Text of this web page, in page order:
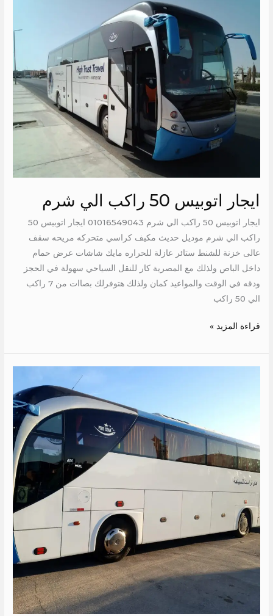
ايجار اتوبيس 50 راكب الي شرم
ايجار اتوبيس 50 راكب الي شرم 01016549043 ايجار اتوبيس 50
راكب الي شرم موديل حديث مكيف كراسي متحركه مريحه سقف
عالى خزنة للشنط ستائر عازلة للحراره مايك شاشات عرض حمام
داخل الباص ولذلك مع المصرية كار للنقل السياحي سهولة في الحجز
ودقه في الوقت والمواعيد كمان ولذلك هتوفرلك بصاات من 7 راكب
الي 50 راكب
راكب
الي
شرم
قراءة المزيد »
الي
الاسكندرية